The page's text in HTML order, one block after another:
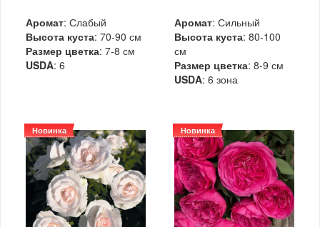
Аромат: Слабый
Высота куста: 70-90 см
Размер цветка: 7-8 см
USDA: 6
Аромат: Сильный
Высота куста: 80-100
см
Размер цветка: 8-9 см
USDA: 6 зона
Новинка Новинка